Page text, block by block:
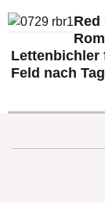
Red
Lettenbichler
Feld nach